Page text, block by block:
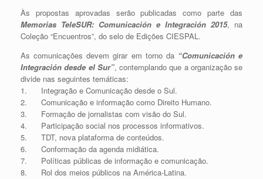
Às propostas aprovadas serão publicadas como parte das
Memorias TeleSUR: Comunicación e Integración 2015, na
Coleção “Encuentros”, do selo de Edições CIESPAL.
As comunicações devem girar em torno da “Comunicación e
Integración desde el Sur”, contemplando que a organização se
divide nas seguintes temáticas:
1. Integração e Comunicação desde o Sul.
2. Comunicação e informação como Direito Humano.
3. Formação de jornalistas com visão do Sul.
4. Participação social nos processos informativos.
5. TDT, nova plataforma de conteúdos.
6. Conformação da agenda midiática.
7. Políticas públicas de informação e comunicação.
8. Rol dos meios públicos na América-Latina.